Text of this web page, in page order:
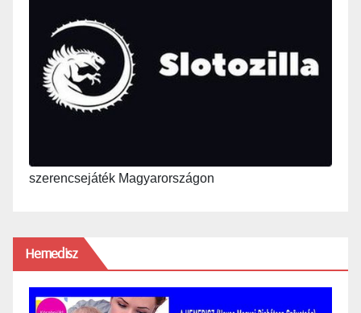
szerencsejáték Magyarországon
Hemedisz